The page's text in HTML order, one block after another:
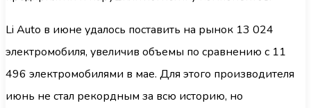
Li Auto в июне удалось поставить на рынок 13 024
электромобиля, увеличив объемы по сравнению с 11
496 электромобилями в мае. Для этого производителя
июнь не стал рекордным за всю историю, но